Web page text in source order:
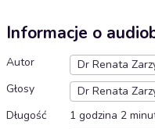
Informacje o
Autor
Dr Renata
Głosy
Dr Renata
Długość
1 godzina 2